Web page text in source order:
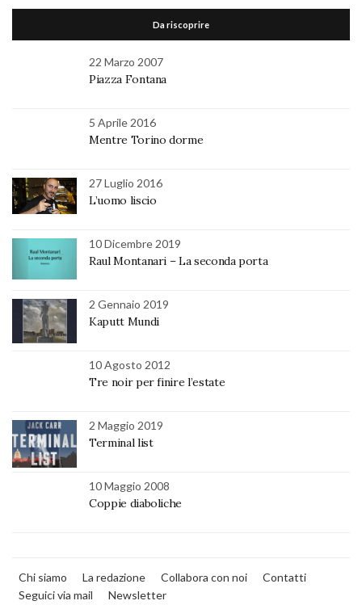
Da riscoprire
22 Marzo 2007
Piazza Fontana
5 Aprile 2016
Mentre Torino dorme
27 Luglio 2016
L’uomo liscio
10 Dicembre 2019
Raul Montanari – La seconda porta
2 Gennaio 2019
Kaputt Mundi
10 Agosto 2012
Tre noir per finire l’estate
2 Maggio 2019
Terminal list
10 Maggio 2008
Coppie diaboliche
Chi siamo La redazione Collabora con noi
Contatti
Seguici via mail
Newsletter